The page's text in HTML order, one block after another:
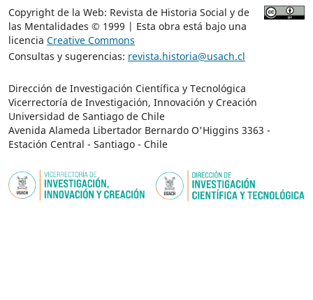
Copyright de la Web: Revista de Historia Social y de
las Mentalidades © 1999 | Esta obra está bajo una
licencia Creative Commons
Consultas y sugerencias: revista.historia@usach.cl
Dirección de Investigación Científica y Tecnológica
Vicerrectoría de Investigación, Innovación y Creación
Universidad de Santiago de Chile
Avenida Alameda Libertador Bernardo O'Higgins 3363 -
Estación Central - Santiago - Chile